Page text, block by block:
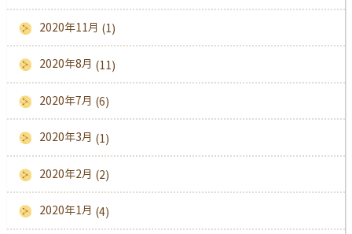
2020年11月 (1)
2020年8月 (11)
2020年7月 (6)
2020年3月 (1)
2020年2月 (2)
2020年1月 (4)